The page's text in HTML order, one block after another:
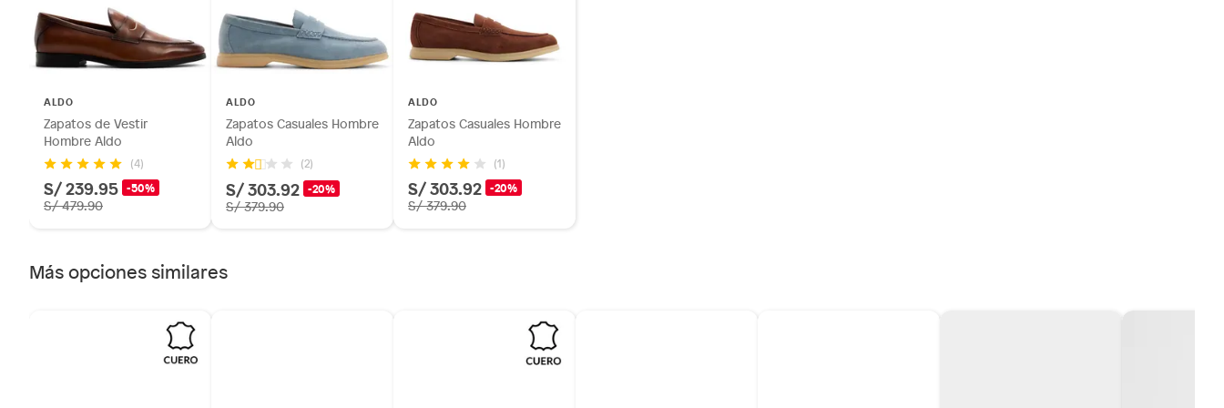
Alimentos, bebidas, fórmulas y leches para bebés.
Productos hechos a medida.
Pinturas de color a pedido.
Productos que hayan sido previamente instalados.
Baterías de auto.
Motocicletas y bicicletas motorizadas.
Licores y cigarros electrónicos.
ALDO
Zapatos de Vestir
Hombre Aldo
(4)
S/ 239.95 -50%
S/ 479.90
ALDO
Zapatos Casuales Hombre
Aldo
(2)
S/ 303.92 -20%
S/ 379.90
ALDO
Zapatos Casuales Hombre
Aldo
(1)
S/ 303.92 -20%
S/ 379.90
Más opciones similares